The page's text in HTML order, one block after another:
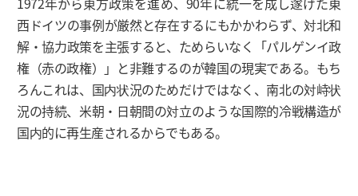
西ドイツの事例が厳然と存在するにもかかわらず、対北和
解・協力政策を主張すると、ためらいなく「パルゲンイ政
権（赤の政権）」と非難するのが韓国の現実である。もち
ろんこれは、国内状況のためだけではなく、南北の対峙状
況の持続、米朝・日朝間の対立のような国際的冷戦構造が
国内的に再生産されるからでもある。